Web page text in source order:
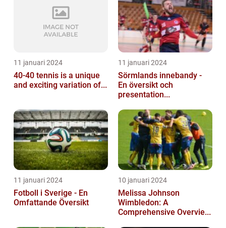
11 januari 2024
40-40 tennis is a unique
and exciting variation of...
11 januari 2024
Sörmlands innebandy -
En översikt och
presentation...
11 januari 2024
Fotboll i Sverige - En
Omfattande Översikt
10 januari 2024
Melissa Johnson
Wimbledon: A
Comprehensive Overvie...